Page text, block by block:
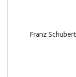
Franz